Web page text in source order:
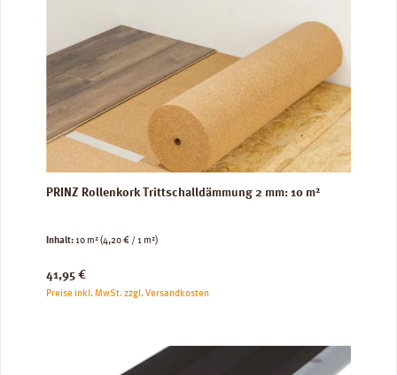
PRINZ Rollenkork Trittschalldämmung 2 mm: 10 m²
Inhalt:10 m²(4,20 € / 1 m²)
Regulärer Preis:
41,95 €
Preise inkl. MwSt. zzgl. Versandkosten